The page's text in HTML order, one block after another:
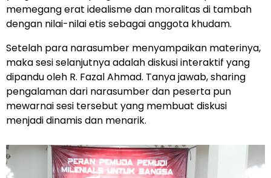
memegang erat idealisme dan moralitas di tambah
dengan nilai-nilai etis sebagai anggota khudam.
Setelah para narasumber menyampaikan materinya,
maka sesi selanjutnya adalah diskusi interaktif yang
dipandu oleh R. Fazal Ahmad. Tanya jawab, sharing
pengalaman dari narasumber dan peserta pun
mewarnai sesi tersebut yang membuat diskusi
menjadi dinamis dan menarik.